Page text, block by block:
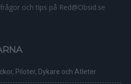
och tips på Red@Obsid.se
Piloter, Dykare och Atleter